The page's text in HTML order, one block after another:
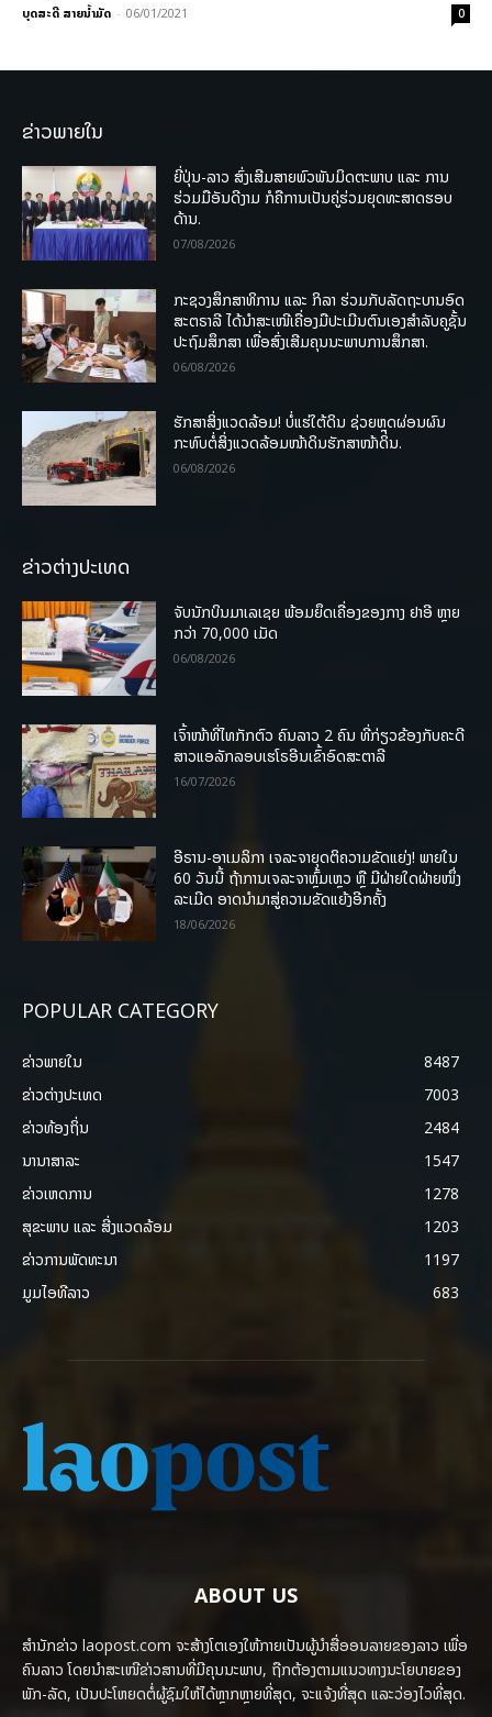
ບຸດສະດີ ສາຍນ້ຳມັດ - 06/01/2021 0
ຂ່າວພາຍໃນ
ຍີ່ປຸ່ນ-ລາວ ສົ່ງເສີມສາຍພົວພັນມິດຕະພາບ ແລະ ການ
ຮ່ວມມືອັນດີງາມ ກໍຄືການເປັນຄູ່ຮ່ວມຍຸດທະສາດຮອບ
ດ້ານ.
07/08/2026
ກະຊວງສຶກສາທິການ ແລະ ກິລາ ຮ່ວມກັບລັດຖະບານອົດ
ສະຕຣາລີ ໄດ້ນຳສະເໜີເຄື່ອງມືປະເມີນຕົນເອງສຳລັບຄູຊັ້ນ
ປະຖົມສຶກສາ ເພື່ອສົ່ງເສີມຄຸນນະພາບການສຶກສາ.
06/08/2026
ຮັກສາສິ່ງແວດລ້ອມ! ບໍ່ແຮ່ໃຕ້ດິນ ຊ່ວຍຫຼຸດຜ່ອນຜົນ
ກະທົບຕໍ່ສິ່ງແວດລ້ອມໜ້າດິນຮັກສາໜ້າດິນ.
06/08/2026
ຂ່າວຕ່າງປະເທດ
ຈັບນັກບິນມາເລເຊຍ ພ້ອມຍຶດເຄື່ອງຂອງກາງ ຢາອີ ຫຼາຍ
ກວ່າ 70,000 ເມັດ
06/08/2026
ເຈົ້າໜ້າທີ່ໄທກັກຕົວ ຄົນລາວ 2 ຄົນ ທີ່ກ່ຽວຂ້ອງກັບຄະດີ
ສາວແອລັກລອບເຮໂຣອີນເຂົ້າອົດສະຕາລີ
16/07/2026
ອີຣານ-ອາເມລິກາ ເຈລະຈາຍຸດຕິຄວາມຂັດແຍ່ງ! ພາຍໃນ
60 ວັນນີ້ ຖ້າການເຈລະຈາຫຼົ້ມເຫຼວ ຫຼື ມີຝ່າຍໃດຝ່າຍໜຶ່ງ
ລະເມີດ ອາດນໍາມາສູ່ຄວາມຂັດແຍ້ງອີກຄັ້ງ
18/06/2026
POPULAR CATEGORY
ຂ່າວພາຍ​ໃນ
8487
ຂ່າວຕ່າງປະເທດ
7003
ຂ່າວທ້ອງຖິ່ນ
2484
ນານາສາລະ
1547
ຂ່າວເຫດການ
1278
ສຸຂະພາບ ແລະ ສີ່ງແວດລ້ອມ
1203
ຂ່າວການພັດທະນາ
1197
ມູມໄອທີລາວ
683
ABOUT US
ສຳນັກຂ່າວ laopost.com ຈະສ້າງໂຕເອງໃຫ້ກາຍເປັນຜູ້ນຳສື່ອອນລາຍຂອງລາວ ເພື່ອ
ຄົນລາວ ໂດຍນຳສະເໜີຂ່າວສານທີ່ມີຄຸນນະພາບ, ຖືກຕ້ອງຕາມແນວທາງນະໂຍບາຍຂອງ
ພັກ-ລັດ, ເປັນປະໂຫຍດຕໍ່ຜູ້ຊົມໃຫ້ໄດ້ຫຼາກຫຼາຍທີ່ສຸດ, ຈະແຈ້ງທີ່ສຸດ ແລະວ່ອງໄວທີ່ສຸດ.